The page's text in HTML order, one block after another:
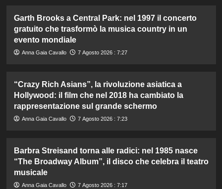
Garth Brooks a Central Park: nel 1997 il concerto
gratuito che trasformò la musica country in un
evento mondiale
Anna Gaia Cavallo 7 Agosto 2026 : 7:27
“Crazy Rich Asians”, la rivoluzione asiatica a
Hollywood: il film che nel 2018 ha cambiato la
rappresentazione sul grande schermo
Anna Gaia Cavallo 7 Agosto 2026 : 7:23
Barbra Streisand torna alle radici: nel 1985 nasce
“The Broadway Album”, il disco che celebra il teatro
musicale
Anna Gaia Cavallo 7 Agosto 2026 : 7:17